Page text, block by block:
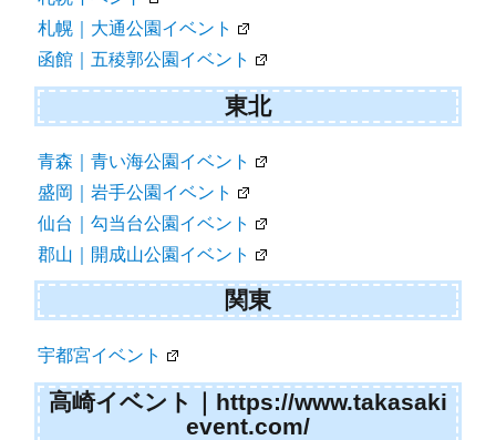
札幌｜大通公園イベント
函館｜五稜郭公園イベント
東北
青森｜青い海公園イベント
盛岡｜岩手公園イベント
仙台｜勾当台公園イベント
郡山｜開成山公園イベント
関東
宇都宮イベント
高崎イベント｜https://www.takasaki
event.com/